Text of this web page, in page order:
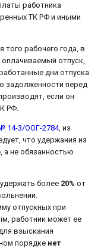
работника
ТК РФ и иными
того рабочего года, в
отпуск,
дни отпуска
задолженности перед
если он
РФ.
14-3/ООГ-2784, из
что удержания из
, а не обязанностью
удержать более 20% от
отпускных при
работник может ее
взыскания
порядке нет